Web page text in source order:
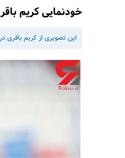
خودنمایی کریم
این تصویری از کریم باقری در